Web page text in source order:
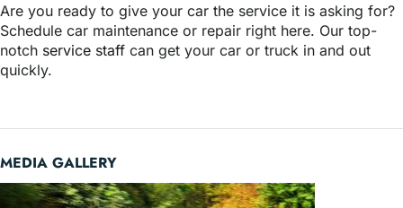
Are you ready to give your car the service it is asking for?
Schedule car maintenance or repair right here. Our top-
notch service staff can get your car or truck in and out
quickly.
MEDIA GALLERY